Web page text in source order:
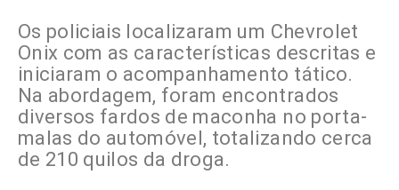
Os policiais localizaram um Chevrolet
Onix com as características descritas e
iniciaram o acompanhamento tático.
Na abordagem, foram encontrados
diversos fardos de maconha no porta-
malas do automóvel, totalizando cerca
de 210 quilos da droga.